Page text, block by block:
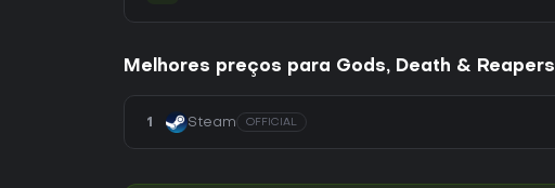
Melhores preços para Gods, Death & Reapers
1 Steam OFFICIAL